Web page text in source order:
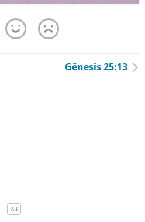
Gênesis 25:13